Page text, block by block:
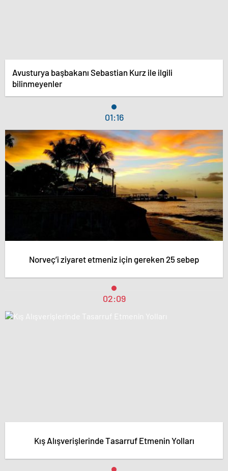
Avusturya başbakanı Sebastian Kurz ile ilgili
bilinmeyenler
01:16
Norveç’i ziyaret etmeniz için gereken 25 sebep
02:09
Kış Alışverişlerinde Tasarruf Etmenin Yolları